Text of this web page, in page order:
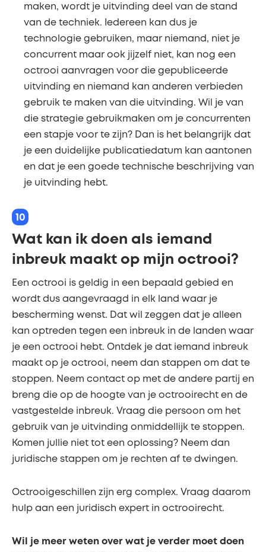
maken, wordt je uitvinding deel van de stand
van de techniek. Iedereen kan dus je
technologie gebruiken, maar niemand, niet je
concurrent maar ook jijzelf niet, kan nog een
octrooi aanvragen voor die gepubliceerde
uitvinding en niemand kan anderen verbieden
gebruik te maken van die uitvinding. Wil je van
die strategie gebruikmaken om je concurrenten
een stapje voor te zijn? Dan is het belangrijk dat
je een duidelijke publicatiedatum kan aantonen
en dat je een goede technische beschrijving van
je uitvinding hebt.
10
Wat kan ik doen als iemand
inbreuk maakt op mijn octrooi?
Een octrooi is geldig in een bepaald gebied en
wordt dus aangevraagd in elk land waar je
bescherming wenst. Dat wil zeggen dat je alleen
kan optreden tegen een inbreuk in de landen waar
je een octrooi hebt. Ontdek je dat iemand inbreuk
maakt op je octrooi, neem dan stappen om dat te
stoppen. Neem contact op met de andere partij en
breng die op de hoogte van je octrooirecht en de
vastgestelde inbreuk. Vraag die persoon om het
gebruik van je uitvinding onmiddellijk te stoppen.
Komen jullie niet tot een oplossing? Neem dan
juridische stappen om je rechten af te dwingen.
Octrooigeschillen zijn erg complex. Vraag daarom
hulp aan een juridisch expert in octrooirecht.
Wil je meer weten over wat je verder moet doen